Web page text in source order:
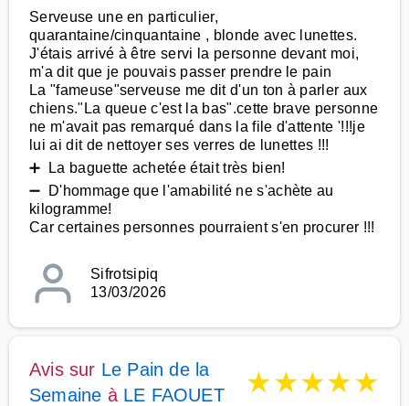
Serveuse une en particulier,
quarantaine/cinquantaine , blonde avec lunettes.
J'étais arrivé à être servi la personne devant moi,
m'a dit que je pouvais passer prendre le pain
La "fameuse"serveuse me dit d'un ton à parler aux
chiens."La queue c'est la bas".cette brave personne
ne m'avait pas remarqué dans la file d'attente '!!!je
lui ai dit de nettoyer ses verres de lunettes !!!
➕ La baguette achetée était très bien!
➖ D'hommage que l'amabilité ne s'achète au
kilogramme!
Car certaines personnes pourraient s'en procurer !!!
Sifrotsipiq
13/03/2026
Avis sur Le Pain de la
Semaine à LE FAOUET ★★★★★